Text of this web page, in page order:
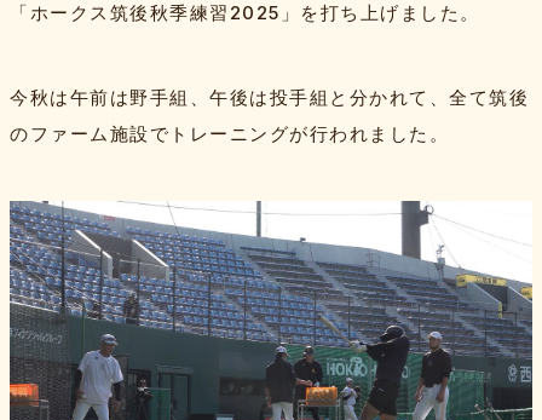
「ホークス筑後秋季練習2025」を打ち上げました。
今秋は午前は野手組、午後は投手組と分かれて、全て筑後
のファーム施設でトレーニングが行われました。